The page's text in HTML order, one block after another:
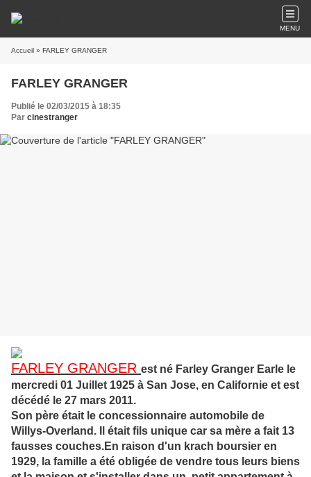
MENU
Accueil » FARLEY GRANGER
FARLEY GRANGER
Publié le 02/03/2015 à 18:35
Par cinestranger
FARLEY GRANGER est né Farley Granger Earle le
mercredi 01 Juillet 1925 à San Jose, en Californie et est
décédé le 27 mars 2011.
Son père était le concessionnaire automobile de
Willys-Overland. Il était fils unique car sa mère a fait 13
fausses couches.En raison d'un krach boursier en
1929, la famille a été obligée de vendre tous leurs biens